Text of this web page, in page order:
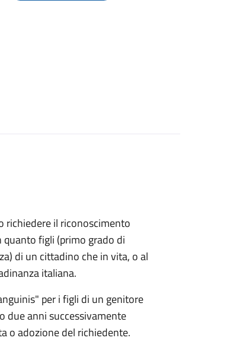
richiedere il riconoscimento
figli (primo grado di
di un cittadino che in vita, o al
italiana.
per i figli di un genitore
due anni successivamente
o adozione del richiedente.